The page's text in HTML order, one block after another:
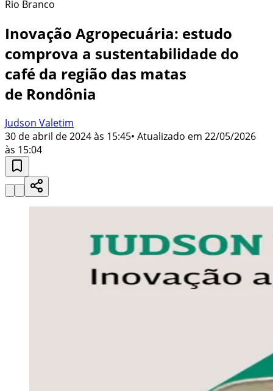
Rio Branco
Inovação Agropecuária: estudo
comprova a sustentabilidade do
café da região das matas
de Rondônia
Judson Valetim
30 de abril de 2024 às 15:45• Atualizado em 22/05/2026
às 15:04